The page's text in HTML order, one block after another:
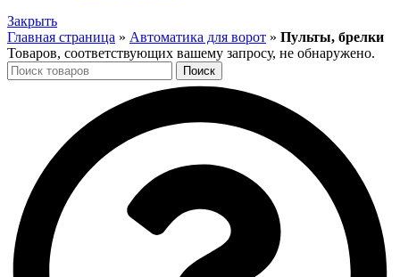
Закрыть
Главная страница » Автоматика для ворот » Пульты, брелки
Товаров, соответствующих вашему запросу, не обнаружено.
Поиск